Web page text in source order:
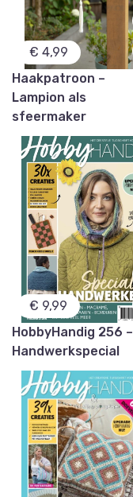
€ 4,99
Haakpatroon –
Lampion als
sfeermaker
€ 9,99
HobbyHandig 256 –
Handwerkspecial